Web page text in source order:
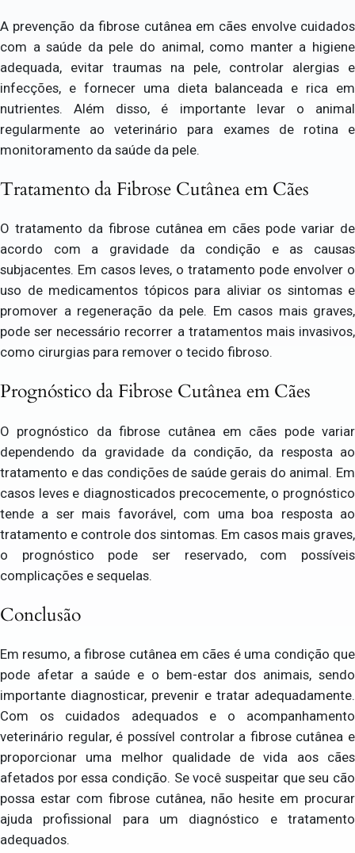
A prevenção da fibrose cutânea em cães envolve cuidados
com a saúde da pele do animal, como manter a higiene
adequada, evitar traumas na pele, controlar alergias e
infecções, e fornecer uma dieta balanceada e rica em
nutrientes. Além disso, é importante levar o animal
regularmente ao veterinário para exames de rotina e
monitoramento da saúde da pele.
Tratamento da Fibrose Cutânea em Cães
O tratamento da fibrose cutânea em cães pode variar de
acordo com a gravidade da condição e as causas
subjacentes. Em casos leves, o tratamento pode envolver o
uso de medicamentos tópicos para aliviar os sintomas e
promover a regeneração da pele. Em casos mais graves,
pode ser necessário recorrer a tratamentos mais invasivos,
como cirurgias para remover o tecido fibroso.
Prognóstico da Fibrose Cutânea em Cães
O prognóstico da fibrose cutânea em cães pode variar
dependendo da gravidade da condição, da resposta ao
tratamento e das condições de saúde gerais do animal. Em
casos leves e diagnosticados precocemente, o prognóstico
tende a ser mais favorável, com uma boa resposta ao
tratamento e controle dos sintomas. Em casos mais graves,
o prognóstico pode ser reservado, com possíveis
complicações e sequelas.
Conclusão
Em resumo, a fibrose cutânea em cães é uma condição que
pode afetar a saúde e o bem-estar dos animais, sendo
importante diagnosticar, prevenir e tratar adequadamente.
Com os cuidados adequados e o acompanhamento
veterinário regular, é possível controlar a fibrose cutânea e
proporcionar uma melhor qualidade de vida aos cães
afetados por essa condição. Se você suspeitar que seu cão
possa estar com fibrose cutânea, não hesite em procurar
ajuda profissional para um diagnóstico e tratamento
adequados.